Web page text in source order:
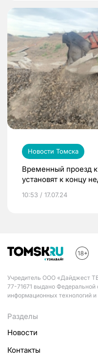
Новости Томска
Временный проезд
установят к концу
10:53 / 17.07.24
Учредитель ООО «Дайджест
77-71671 выдано Федеральной
информационных технологий
Разделы
Новости
Контакты